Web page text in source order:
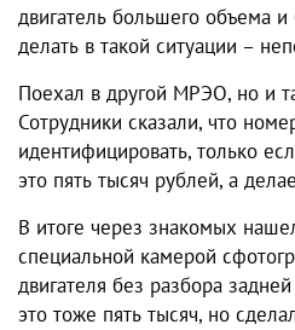
двигатель большего объема
делать в такой ситуации –
Поехал в другой МРЭО, но и
Сотрудники сказали, что
идентифицировать, только
это пять тысяч рублей, а
В итоге через знакомых
специальной камерой
двигателя без разбора
это тоже пять тысяч, но